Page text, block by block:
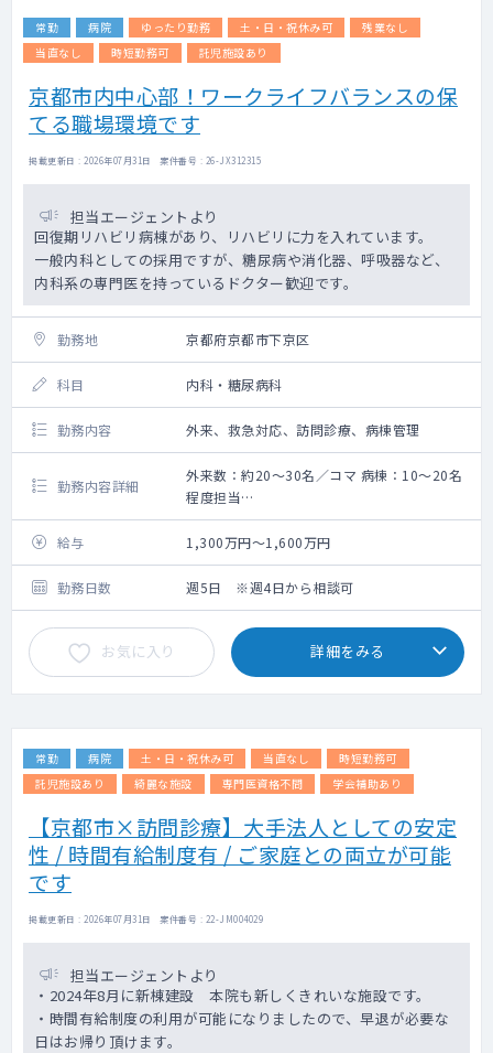
常勤 病院 ゆったり勤務 土・日・祝休み可
残業なし
当直なし
時短勤務可 託児施設あり
京都市内中心部！ワークライフバランスの保
てる職場環境です
掲載更新日 : 2026年07月31日 案件番号 : 26-JX312315
担当エージェントより
回復期リハビリ病棟があり、リハビリに力を入れています。
一般内科としての採用ですが、糖尿病や消化器、呼吸器など、
内科系の専門医を持っているドクター歓迎です。
勤務地 京都府京都市下京区
科目 内科・糖尿病科
勤務内容 外来、救急対応、訪問診療、病棟管理
勤務内容詳細
外来数：約20～30名／コマ 病棟：10～20名
程度担当
・外来：一般内科外来を2～3コマ ※関連の
クリニックでの外来業務をお願いする場合が
ございます
・外来数：約10～30名／コマ
・病棟管理：内科疾患患者15～20名（主治
医）
・訪問診療：週1コマ程度 居宅・施設どちら
もございますが可能であればで構いません。
・緊急病棟当番
日中、主治医が対応できない時間帯の病棟
急変対応と救急業務を回しています
給与 1,300万円～1,600万円
勤務日数 週5日 ※週4日から相談可
お気に入り 詳細をみる
常勤 病院 土・日・祝休み可 当直なし
時短勤務可
託児施設あり
綺麗な施設 専門医資格不問 学会補助あり
【京都市×訪問診療】大手法人としての安定
性 / 時間有給制度有 / ご家庭との両立が可能
です
掲載更新日 : 2026年07月31日 案件番号 : 22-JM004029
担当エージェントより
・2024年8月に新棟建設 本院も新しくきれいな施設です。
・時間有給制度の利用が可能になりましたので、早退が必要な
日はお帰り頂けます。